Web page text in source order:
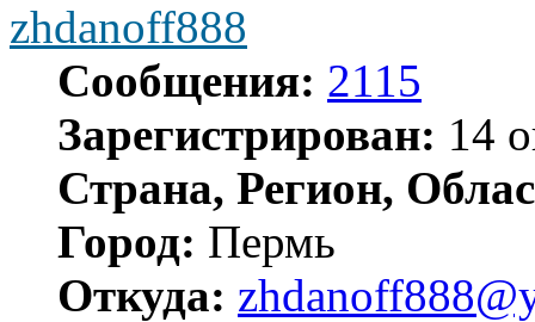
zhdanoff888
Сообщения: 2115
Зарегистрирован: 14
Страна, Регион,
Город: Пермь
Откуда: